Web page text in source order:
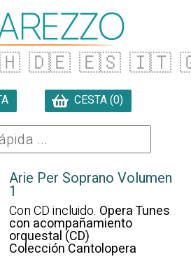
🇩🇪 🇪🇸 🇮🇹
CESTA (0)
Arie Per Soprano Volumen
1
Con CD incluido. Opera Tunes
con acompañamiento
orquestal (CD)
Colección Cantolopera